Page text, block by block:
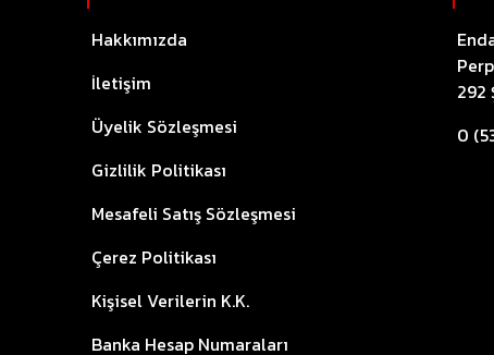
Hakkımızda
İletişim
Üyelik Sözleşmesi
Gizlilik Politikası
Mesafeli Satış Sözleşmesi
Çerez Politikası
Kişisel Verilerin K.K.
Banka Hesap Numaraları
292
0